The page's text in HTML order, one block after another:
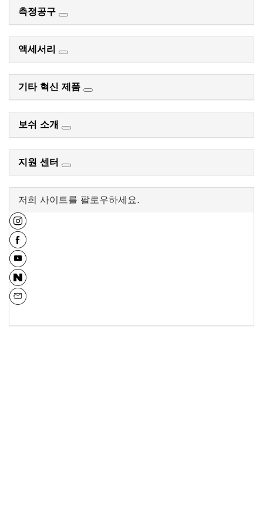
측정공구
액세서리
기타 혁신 제품
보쉬 소개
지원 센터
저희 사이트를 팔로우하세요.